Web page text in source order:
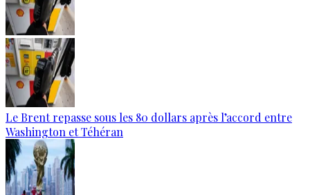
Le Brent repasse sous les 80 dollars après l’accord entre
Washington et Téhéran